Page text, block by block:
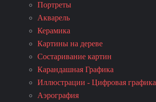
Портреты
Акварель
Керамика
Картины на дереве
Состаривание картин
Карандашная Графика
Иллюстрации - Цифровая графика
Аэрография